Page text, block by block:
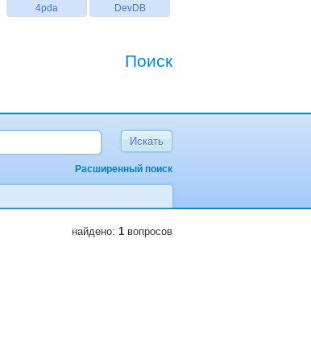
DevDB
4pda
Поиск
Расширенный поиск
найдено: 1 вопросов